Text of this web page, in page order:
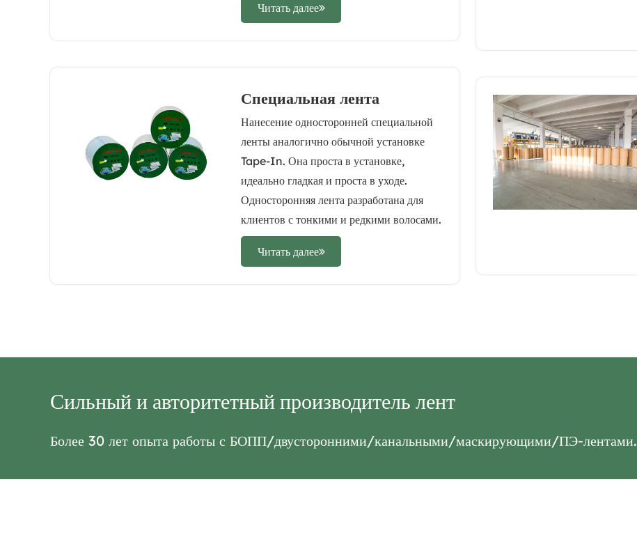
Читать далее
Специальная лента
Нанесение односторонней специальной
ленты аналогично обычной установке
Tape-In. Она проста в установке,
идеально гладкая и проста в уходе.
Односторонняя лента разработана для
клиентов с тонкими и редкими волосами.
Читать далее
Сильный и авторитетный производитель лент
Более 30 лет опыта работы с БОПП/двусторонними/канальными/маскирующими/ПЭ-лентами.